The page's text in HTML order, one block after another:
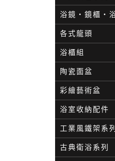
浴鏡・鏡櫃・
各式龍頭
浴櫃組
陶瓷面盆
彩繪藝術盆
浴室收納配件
工業風鐵架系列
古典衛浴系列